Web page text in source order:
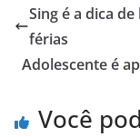
Sing é a dica
férias
Adolescente é
Você